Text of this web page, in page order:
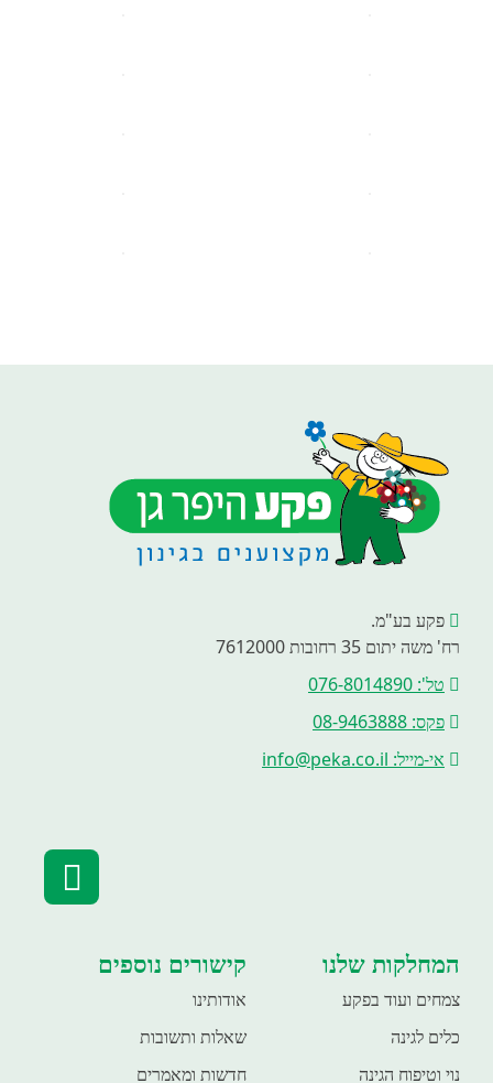
פקע בע"מ.
רח' משה יתום 35 רחובות 7612000
טל': 076-8014890
פקס: 08-9463888
אי-מייל: info@peka.co.il
המחלקות שלנו
צמחים ועוד בפקע
כלים לגינה
נוי וטיפוח הגינה
קישורים נוספים
אודותינו
שאלות ותשובות
חדשות ומאמרים